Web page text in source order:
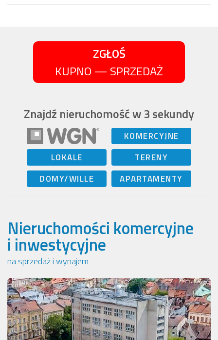
ZGŁOŚ
KUPNO — SPRZEDAŻ
Znajdź nieruchomość w 3 sekundy
KOMERCYJNE
LOKALE
TERENY
DOMY/WILLE
APARTAMENTY
Nieruchomości komercyjne
i inwestycyjne
na sprzedaż i wynajem